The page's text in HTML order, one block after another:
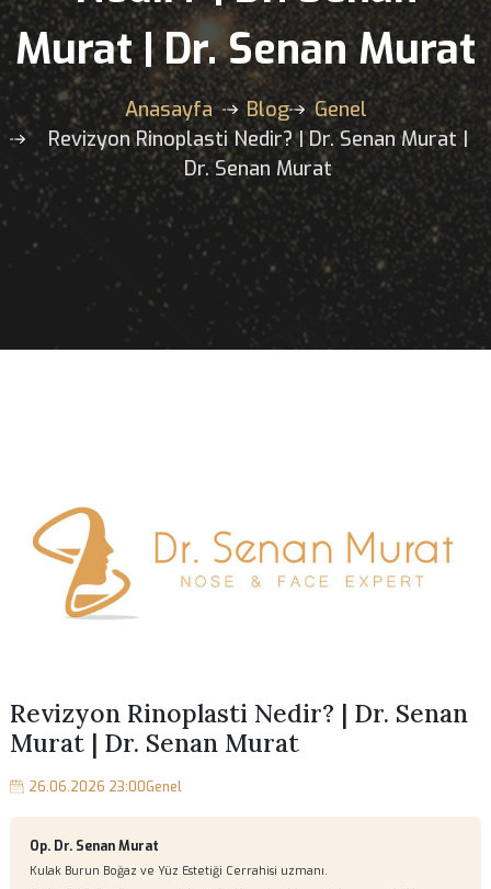
Nedir? | Dr. Senan
Murat | Dr. Senan
Anasayfa Blog
Genel
Revizyon Rinoplasti Nedir? | Dr. Senan
Dr. Senan Murat
Revizyon Rinoplasti Nedir? | Dr.
Murat | Dr. Senan Murat